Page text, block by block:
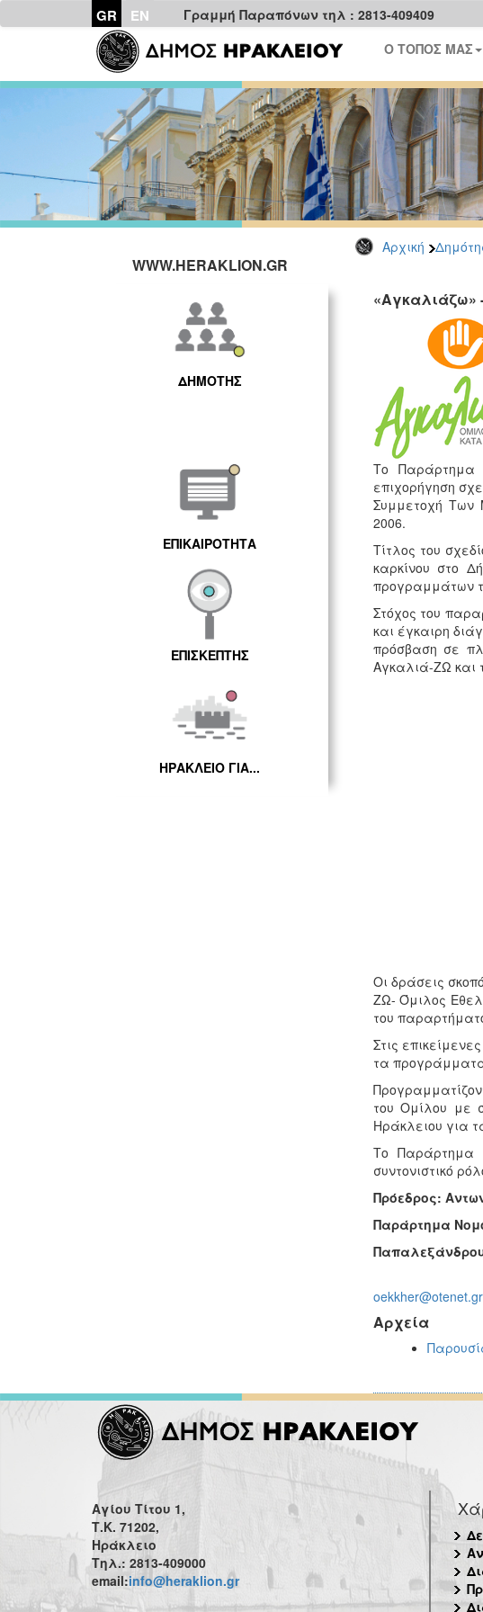
GR EN Γραμμή Παραπόνων τηλ : 2813-409409
Ο ΤΟΠΟΣ ΜΑΣ
Αρχική
WWW.HERAKLION.GR
ΔΗΜΟΤΗΣ
ΕΠΙΚΑΙΡΟΤΗΤΑ
ΕΠΙΣΚΕΠΤΗΣ
ΗΡΑΚΛΕΙΟ ΓΙΑ...
«Αγκαλιάζω»
Το Παράρτημα
επιχορήγηση
Συμμετοχή Των
2006.
Τίτλος του
καρκίνου στο
προγραμμάτων
Στόχος του
και έγκαιρη
πρόσβαση σε
Αγκαλιά-ΖΩ και
Οι δράσεις
ΖΩ- Όμιλος
του
Στις
τα
του Ομίλου με
Ηράκλειου για
Το Παράρτημα
συντονιστικό
Πρόεδρος:
Παράρτημα
Παπαλεξάνδρου
oekkher@otenet.gr
Αρχεία
Αγίου Τίτου 1,
Τ.Κ. 71202,
Ηράκλειο
Τηλ.: 2813-409000
email:info@heraklion.gr